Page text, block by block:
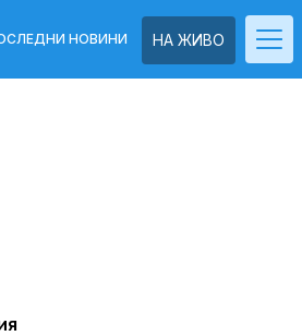
НА ЖИВО
НОВИНИ